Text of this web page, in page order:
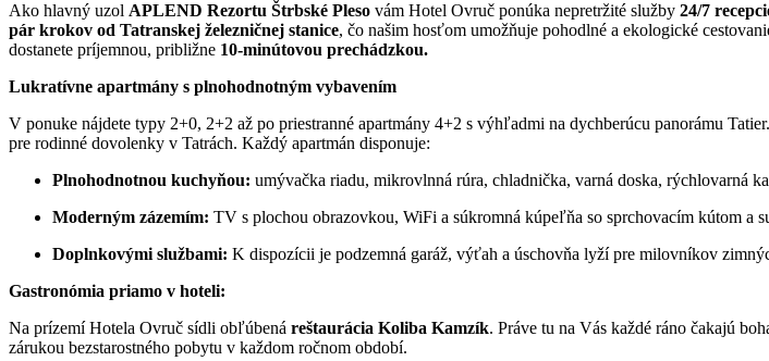
Ako hlavný uzol APLEND Rezortu Štrbské Pleso vám Hotel Ovruč ponúka nepretržité služby 24/7
pár krokov od Tatranskej železničnej stanice, čo našim hosťom umožňuje pohodlné a ekologické
dostanete príjemnou, približne 10-minútovou prechádzkou.
Lukratívne apartmány s plnohodnotným vybavením
V ponuke nájdete typy 2+0, 2+2 až po priestranné apartmány 4+2 s výhľadmi na dychberúcu panorámu
pre rodinné dovolenky v Tatrách. Každý apartmán disponuje:
Plnohodnotnou kuchyňou: umývačka riadu, mikrovlnná rúra, chladnička, varná doska, rýchlovarná
Moderným zázemím: TV s plochou obrazovkou, WiFi a súkromná kúpeľňa so sprchovacím kútom a
Doplnkovými službami: K dispozícii je podzemná garáž, výťah a úschovňa lyží pre milovníkov
Gastronómia priamo v hoteli:
Na prízemí Hotela Ovruč sídli obľúbená reštaurácia Koliba Kamzík. Práve tu na Vás každé ráno čakajú
zárukou bezstarostného pobytu v každom ročnom období.